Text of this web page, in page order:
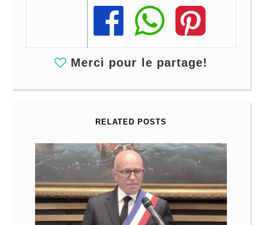
Share
Share
Share
Merci pour le partage!
RELATED POSTS